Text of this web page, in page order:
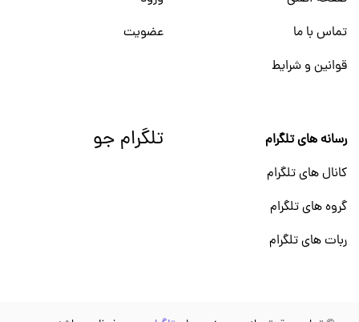
تماس با ما
قوانین و شرایط
عضویت
رسانه های تلگرام
کانال های تلگرام
گروه های تلگرام
ربات های تلگرام
تلگرام جو